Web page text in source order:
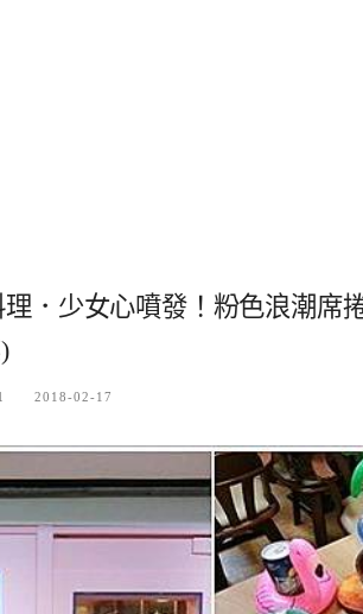
理．少女心噴發！粉色浪潮席
2018-02-17